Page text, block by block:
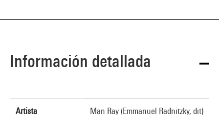
Información detallada
Artista
Man Ray (Emmanuel Radnitzky, dit)